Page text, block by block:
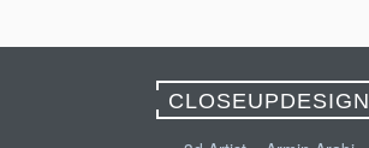
CLOSEUPDESIGN